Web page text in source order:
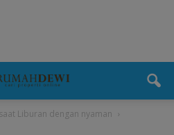
Liburan dengan nyaman